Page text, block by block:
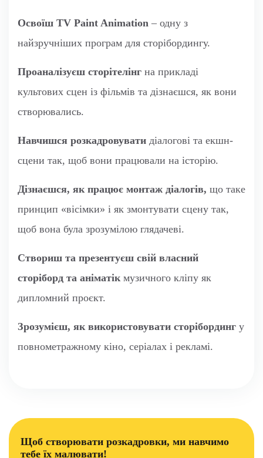
Освоїш TV Paint Animation – одну з
найзручніших програм для сторібордингу.
Проаналізуєш сторітелінг на прикладі
культових сцен із фільмів та дізнаєшся, як вони
створювались.
Навчишся розкадровувати діалогові та екшн-
сцени так, щоб вони працювали на історію.
Дізнаєшся, як працює монтаж діалогів, що таке
принцип «вісімки» і як змонтувати сцену так,
щоб вона була зрозумілою глядачеві.
Створиш та презентуєш свій власний
сторіборд та аніматікмузичного кліпу як
дипломний проєкт.
Зрозумієш, як використовувати сторібординг у
повнометражному кіно, серіалах і рекламі.
Щоб створювати розкадровки, ми навчимо
тебе їх малювати!